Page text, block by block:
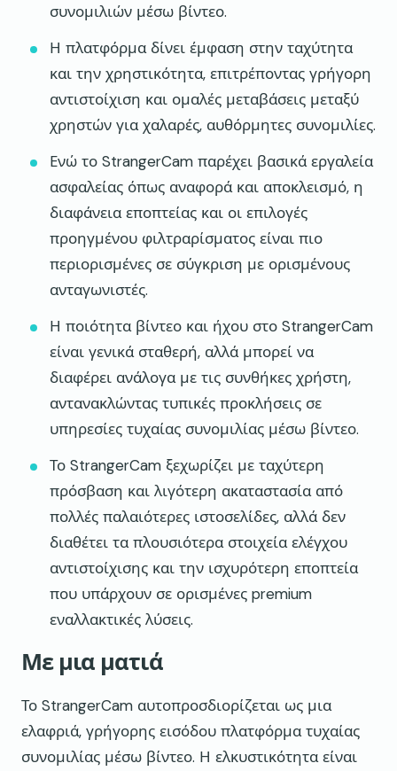
συνομιλιών μέσω βίντεο.
Η πλατφόρμα δίνει έμφαση στην ταχύτητα
και την χρηστικότητα, επιτρέποντας γρήγορη
αντιστοίχιση και ομαλές μεταβάσεις μεταξύ
χρηστών για χαλαρές, αυθόρμητες συνομιλίες.
Ενώ το StrangerCam παρέχει βασικά εργαλεία
ασφαλείας όπως αναφορά και αποκλεισμό, η
διαφάνεια εποπτείας και οι επιλογές
προηγμένου φιλτραρίσματος είναι πιο
περιορισμένες σε σύγκριση με ορισμένους
ανταγωνιστές.
Η ποιότητα βίντεο και ήχου στο StrangerCam
είναι γενικά σταθερή, αλλά μπορεί να
διαφέρει ανάλογα με τις συνθήκες χρήστη,
αντανακλώντας τυπικές προκλήσεις σε
υπηρεσίες τυχαίας συνομιλίας μέσω βίντεο.
Το StrangerCam ξεχωρίζει με ταχύτερη
πρόσβαση και λιγότερη ακαταστασία από
πολλές παλαιότερες ιστοσελίδες, αλλά δεν
διαθέτει τα πλουσιότερα στοιχεία ελέγχου
αντιστοίχισης και την ισχυρότερη εποπτεία
που υπάρχουν σε ορισμένες premium
εναλλακτικές λύσεις.
Με μια ματιά
Το StrangerCam αυτοπροσδιορίζεται ως μια
ελαφριά, γρήγορης εισόδου πλατφόρμα τυχαίας
συνομιλίας μέσω βίντεο. Η ελκυστικότητα είναι